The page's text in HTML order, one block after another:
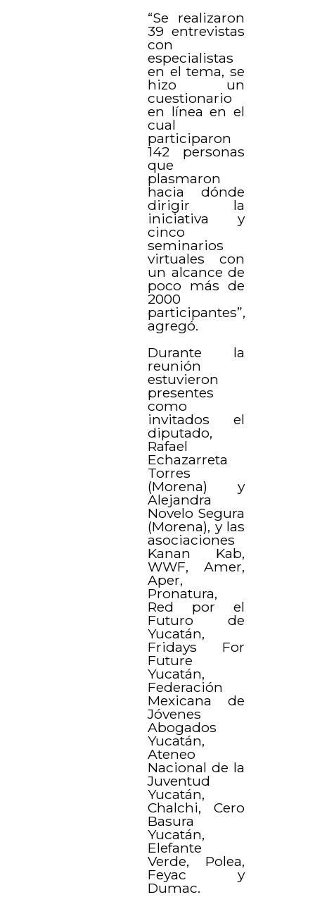
“Se realizaron
39 entrevistas
con
especialistas
en el tema, se
hizo un
cuestionario
en línea en el
cual
participaron
142 personas
que
plasmaron
hacia dónde
dirigir la
iniciativa y
cinco
seminarios
virtuales con
un alcance de
poco más de
2000
participantes”,
agregó.
Durante la
reunión
estuvieron
presentes
como
invitados el
diputado,
Rafael
Echazarreta
Torres
(Morena) y
Alejandra
Novelo Segura
(Morena), y las
asociaciones
Kanan Kab,
WWF, Amer,
Aper,
Pronatura,
Red por el
Futuro de
Yucatán,
Fridays For
Future
Yucatán,
Federación
Mexicana de
Jóvenes
Abogados
Yucatán,
Ateneo
Nacional de la
Juventud
Yucatán,
Chalchi, Cero
Basura
Yucatán,
Elefante
Verde, Polea,
Feyac y
Dumac.